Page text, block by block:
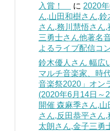
入賞！
に 2020
ん,山田和樹さん,
さん,務川慧悟さん
三勇士さん他著名
よるライブ配信コ
鈴木優人さん 幅広
マルチ音楽家、時
音楽祭2020」オン
(2020年6月14日～
開催 森麻季さん,
さん,反田恭平さん
太朗さん,金子三勇